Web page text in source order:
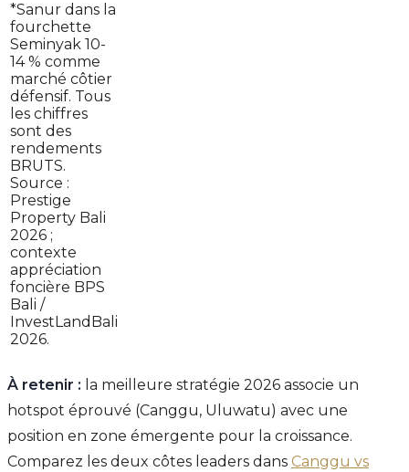
*Sanur dans la
fourchette
Seminyak 10-
14 % comme
marché côtier
défensif. Tous
les chiffres
sont des
rendements
BRUTS.
Source :
Prestige
Property Bali
2026 ;
contexte
appréciation
foncière BPS
Bali /
InvestLandBali
2026.
À retenir : la meilleure stratégie 2026 associe un
hotspot éprouvé (Canggu, Uluwatu) avec une
position en zone émergente pour la croissance.
Comparez les deux côtes leaders dans Canggu vs